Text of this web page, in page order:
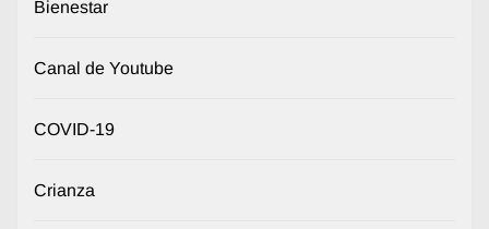
Bienestar
Canal de Youtube
COVID-19
Crianza